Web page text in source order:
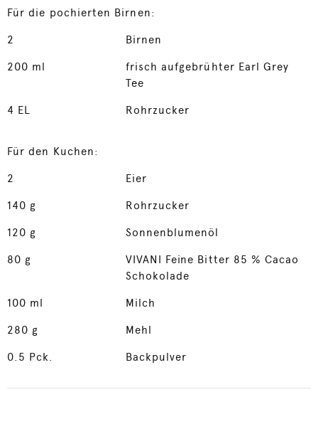
Für die pochierten Birnen:
2 Birnen
200 ml
frisch aufgebrühter Earl Grey
Tee
4 EL Rohrzucker
Für den Kuchen:
2 Eier
140 g Rohrzucker
120 g Sonnenblumenöl
80 g
VIVANI Feine Bitter 85 % Cacao
Schokolade
100 ml Milch
280 g Mehl
0.5 Pck. Backpulver